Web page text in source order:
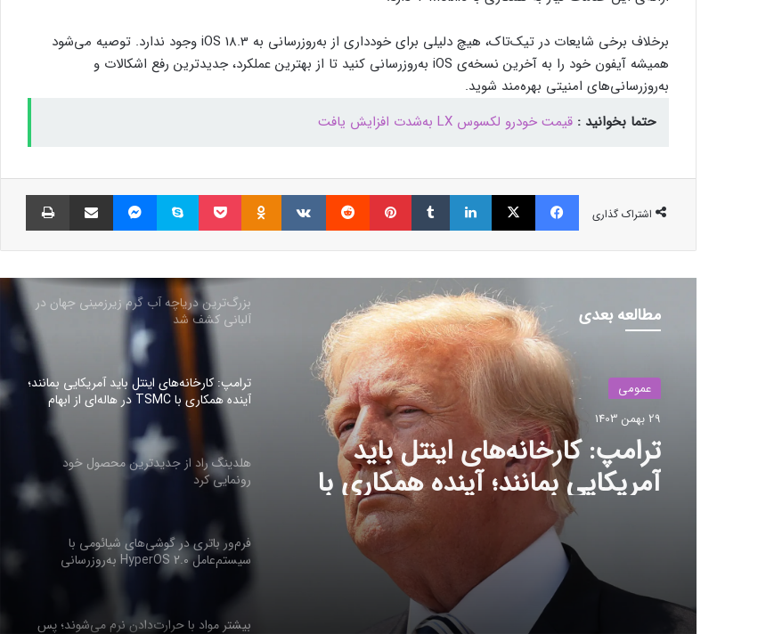
برخلاف برخی شایعات در تیک‌تاک، هیچ دلیلی برای خودداری از به‌روزرسانی به iOS 18.3 وجود ندارد. توصیه می‌شود
همیشه آیفون خود را به آخرین نسخه‌ی iOS به‌روزرسانی کنید تا از بهترین عملکرد، جدیدترین رفع اشکالات و
به‌روزرسانی‌های امنیتی بهره‌مند شوید.
حتما بخوانید : قیمت خودرو لکسوس LX به‌شدت افزایش یافت
اشتراک گذاری
فیسبوک ایکس لینکداین تامبلر پینتریست Reddit
VKontakte
Odnoklassniki پاکت اسکایپ مسنجر اشتراک گذاری با ایمیل
مطالعه بعدی
عمومی
29 بهمن 1403
ترامپ: کارخانه‌های اینتل باید
آمریکایی بمانند؛ آینده همکاری با
کم‌درآمد ارائه می‌شود
بزرگ‌ترین دریاچه آب گرم زیرزمینی جهان در
آلبانی کشف شد
ترامپ: کارخانه‌های اینتل باید آمریکایی بمانند؛
آینده همکاری با TSMC در هاله‌ای از ابهام
هلدینگ راد از جدیدترین محصول خود
رونمایی کرد
فرم‌ور باتری در گوشی‌های شیائومی با
سیستم‌عامل HyperOS 2.0 به‌روزرسانی
مخفی دریافت کرد
بیشتر مواد با حرارت‌دادن نرم می‌شوند؛ پس